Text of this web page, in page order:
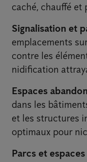
caché, chauffé et
Signalisation et
emplacements
contre les
nidification
Espaces
dans les
et les structures
optimaux pour
Parcs et